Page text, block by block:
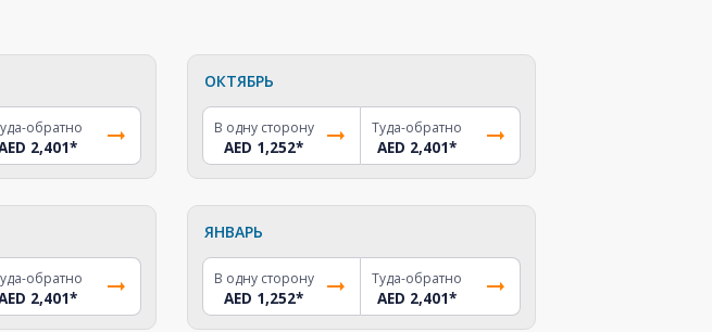
обратно
2,401*
ОКТЯБРЬ
В одну сторону
AED 1,252*
Туда-обратно
AED 2,401*
обратно
2,401*
ЯНВАРЬ
В одну сторону
AED 1,252*
Туда-обратно
AED 2,401*